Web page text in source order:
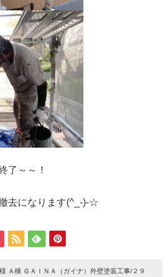
了～～！
去になります(^_-)-☆
Ａ棟 ＧＡＩＮＡ（ガイナ）外壁塗装工事/２９